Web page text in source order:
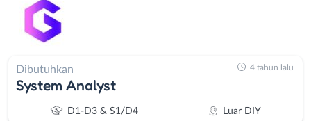
Dibutuhkan
System Analyst
D1-D3 & S1/D4 Luar DIY
4 tahun lalu